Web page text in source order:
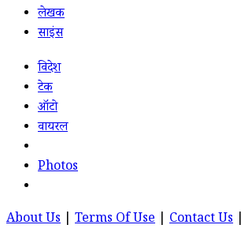
लेखक
साइंस
विदेश
टेक
ऑटो
वायरल
Photos
About Us Terms Of Use Contact Us